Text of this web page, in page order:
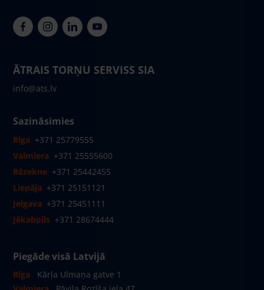
ĀTRAIS TORŅU SERVISS SIA
info@ats.lv
Sazināsimies
Rīga +371 25779555
Valmiera +371 25555600
Rēzekne +371 25442455
Liepāja +371 25151121
Jelgava +371 25451111
Jēkabpils +371 28674444
Piegāde visā Latvijā
Rīga
Kārļa Ulmaņa gatve 1